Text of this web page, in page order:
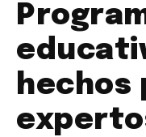
hechos